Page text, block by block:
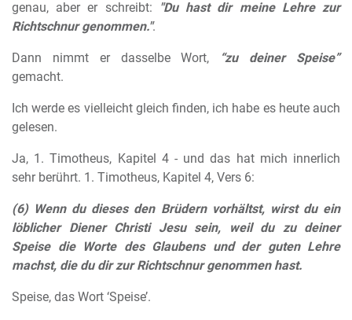
genau, aber er schreibt:
"Du hast dir meine Lehre zur
Richtschnur genommen.".
Dann nimmt er dasselbe Wort,
“zu deiner Speise”
gemacht.
Ich werde es vielleicht gleich finden, ich habe es heute auch
gelesen.
Ja, 1. Timotheus, Kapitel 4 - und das hat mich innerlich
sehr berührt. 1. Timotheus, Kapitel 4, Vers 6:
(6) Wenn du dieses den Brüdern vorhältst, wirst du ein
löblicher Diener Christi Jesu sein, weil du zu deiner
Speise die Worte des Glaubens und der guten Lehre
machst, die du dir zur Richtschnur genommen hast.
Speise, das Wort ‘Speise’.